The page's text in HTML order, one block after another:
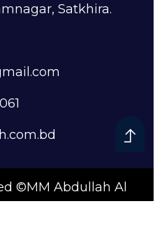
Satkhira.
©MM Abdullah Al